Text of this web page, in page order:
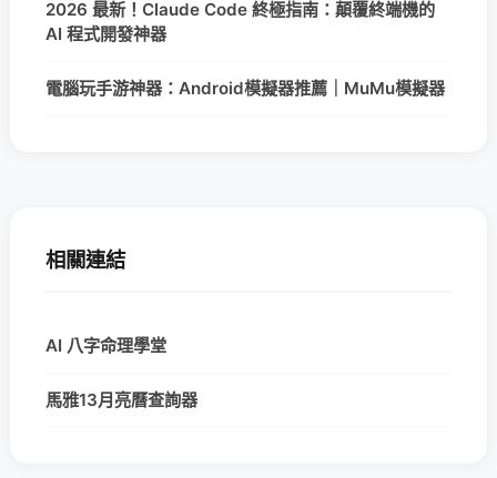
2026 最新！Claude Code 終極指南：顛覆終端機的
AI 程式開發神器
電腦玩手游神器：Android模擬器推薦｜MuMu模擬器
相關連結
AI 八字命理學堂
馬雅13月亮曆查詢器